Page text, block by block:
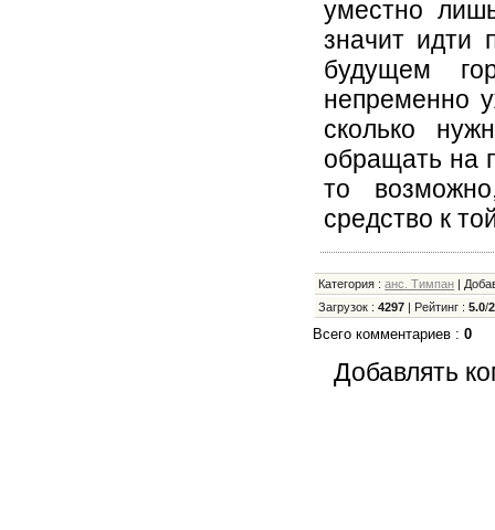
уместно
значит идти
будущем
непременно
сколько
обращать на
то
средство к
Категория :анс. Тимпан
Загрузок :4297 Рейтинг :5.0/2
Всего комментариев :0
Добавлять